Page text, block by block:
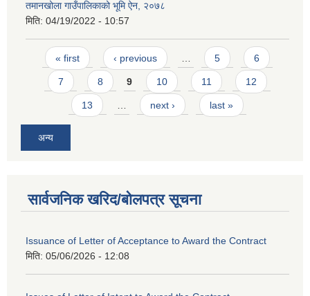
तमानखोला गाउँपालिकाको भूमि ऐन, २०७८
मिति: 04/19/2022 - 10:57
Pages
« first ‹ previous … 5 6
7 8 9 10 11 12
13 … next › last »
अन्य
सार्वजनिक खरिद/बोलपत्र सूचना
Issuance of Letter of Acceptance to Award the Contract
मिति: 05/06/2026 - 12:08